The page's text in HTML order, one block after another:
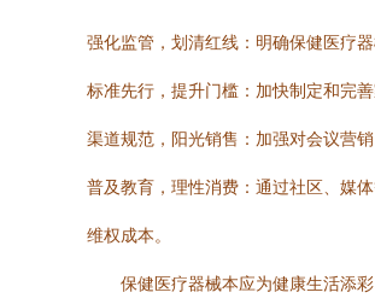
强化监管，划清红线：明确保健医疗
标准先行，提升门槛：加快制定和完
渠道规范，阳光销售：加强对会议营
普及教育，理性消费：通过社区、媒
维权成本。
保健医疗器械本应为健康生活添